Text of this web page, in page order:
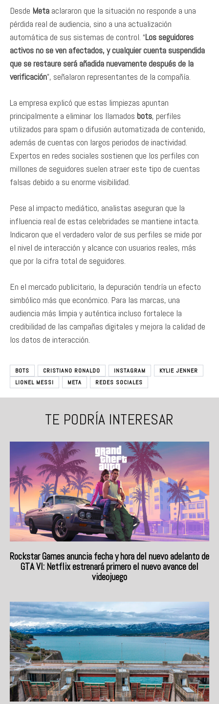
Desde Meta aclararon que la situación no responde a una
pérdida real de audiencia, sino a una actualización
automática de sus sistemas de control. “Los seguidores
activos no se ven afectados, y cualquier cuenta suspendida
que se restaure será añadida nuevamente después de la
verificación”, señalaron representantes de la compañía.
La empresa explicó que estas limpiezas apuntan
principalmente a eliminar los llamados bots, perfiles
utilizados para spam o difusión automatizada de contenido,
además de cuentas con largos periodos de inactividad.
Expertos en redes sociales sostienen que los perfiles con
millones de seguidores suelen atraer este tipo de cuentas
falsas debido a su enorme visibilidad.
Pese al impacto mediático, analistas aseguran que la
influencia real de estas celebridades se mantiene intacta.
Indicaron que el verdadero valor de sus perfiles se mide por
el nivel de interacción y alcance con usuarios reales, más
que por la cifra total de seguidores.
En el mercado publicitario, la depuración tendría un efecto
simbólico más que económico. Para las marcas, una
audiencia más limpia y auténtica incluso fortalece la
credibilidad de las campañas digitales y mejora la calidad de
los datos de interacción.
BOTS CRISTIANO RONALDO INSTAGRAM
KYLIE JENNER
LIONEL MESSI
META REDES SOCIALES
TE PODRÍA INTERESAR
Rockstar Games anuncia fecha y hora del nuevo adelanto de
GTA VI: Netflix estrenará primero el nuevo avance del
videojuego